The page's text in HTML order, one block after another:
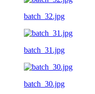
batch_32.jpg
batch_31.jpg
batch_30.jpg